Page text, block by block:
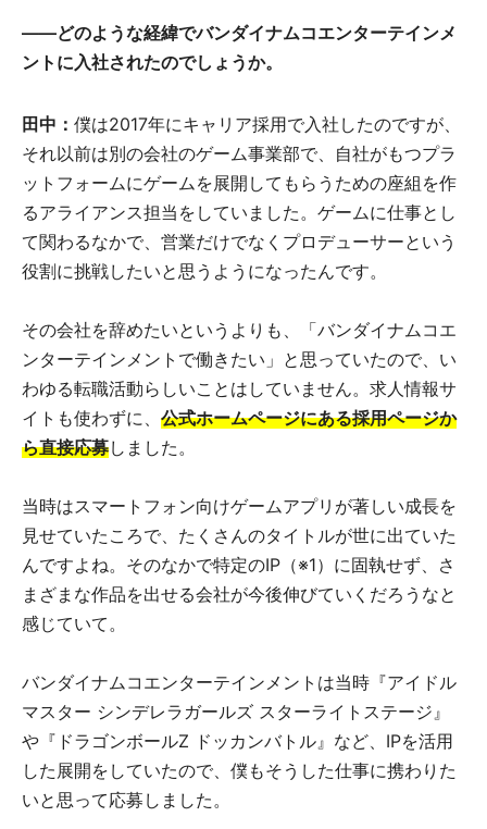
――どのような経緯でバンダイナムコエンターテインメ
ントに入社されたのでしょうか。
田中： 僕は2017年にキャリア採用で入社したのですが、
それ以前は別の会社のゲーム事業部で、自社がもつプラ
ットフォームにゲームを展開してもらうための座組を作
るアライアンス担当をしていました。ゲームに仕事とし
て関わるなかで、営業だけでなくプロデューサーという
役割に挑戦したいと思うようになったんです。
その会社を辞めたいというよりも、「バンダイナムコエ
ンターテインメントで働きたい」と思っていたので、い
わゆる転職活動らしいことはしていません。求人情報サ
イトも使わずに、 公式ホームページにある採用ページか
ら直接応募しました。
当時はスマートフォン向けゲームアプリが著しい成長を
見せていたころで、たくさんのタイトルが世に出ていた
んですよね。そのなかで特定のIP（※1）に固執せず、さ
まざまな作品を出せる会社が今後伸びていくだろうなと
感じていて。
バンダイナムコエンターテインメントは当時『アイドル
マスター シンデレラガールズ スターライトステージ』
や『ドラゴンボールZ ドッカンバトル』など、IPを活用
した展開をしていたので、僕もそうした仕事に携わりた
いと思って応募しました。